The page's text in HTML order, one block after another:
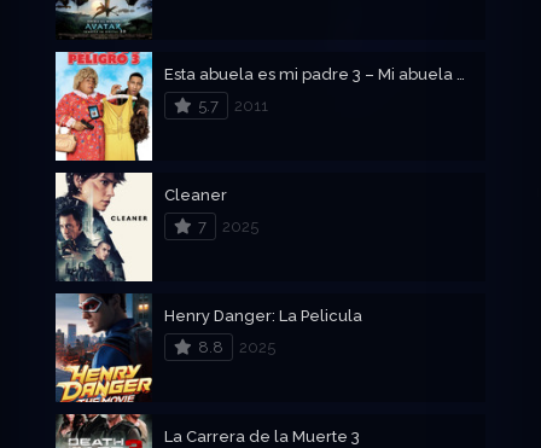
Esta abuela es mi padre 3 – Mi abuela es un Peligro 3
5.7
2011
Cleaner
7
2025
Henry Danger: La Pelicula
8.8
2025
La Carrera de la Muerte 3